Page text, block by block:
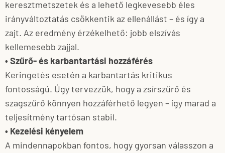
keresztmetszetek és a lehető legkevesebb éles
irányváltoztatás csökkentik az ellenállást – és így a
zajt. Az eredmény érzékelhető: jobb elszívás
kellemesebb zajjal.
• Szűrő- és karbantartási hozzáférés
Keringetés esetén a karbantartás kritikus
fontosságú. Úgy tervezzük, hogy a zsírszűrő és
szagszűrő könnyen hozzáférhető legyen – így marad a
teljesítmény tartósan stabil.
• Kezelési kényelem
A mindennapokban fontos, hogy gyorsan válasszon a